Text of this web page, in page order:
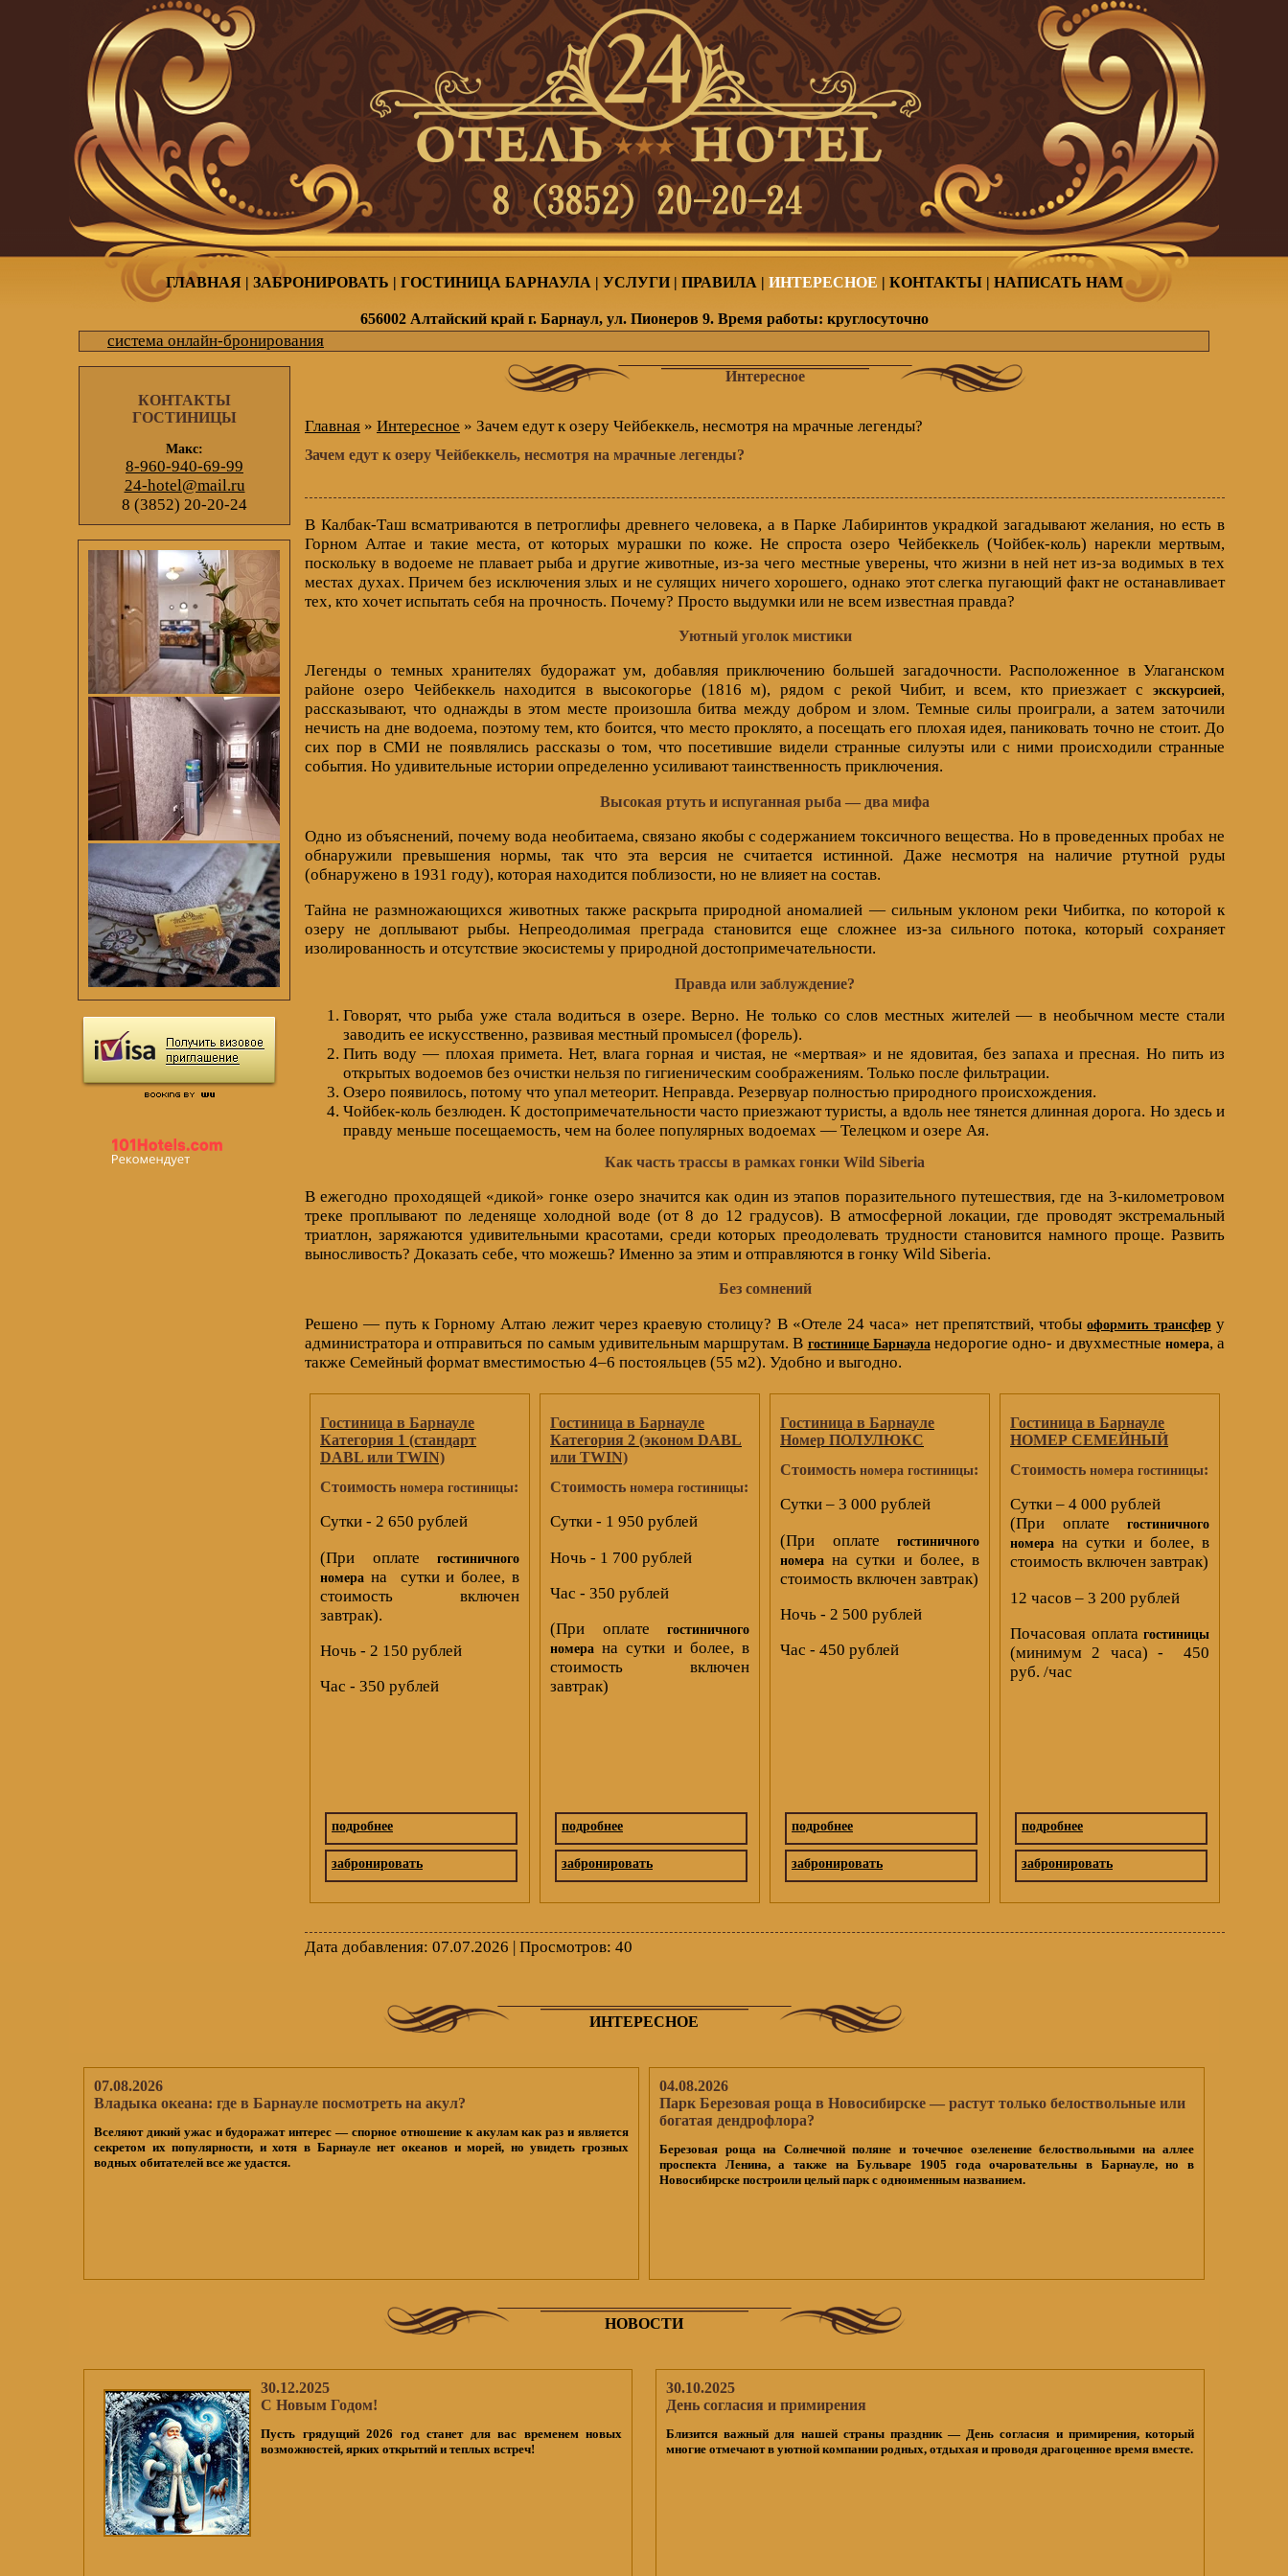
ГЛАВНАЯ| ЗАБРОНИРОВАТЬ | ГОСТИНИЦА БАРНАУЛА | УСЛУГИ| ПРАВИЛА | ИНТЕРЕСНОЕ | КОНТАКТЫ| НАПИСАТЬ НАМ
656002 Алтайский край г. Барнаул, ул. Пионеров 9. Время работы: круглосуточно
система онлайн-бронирования
КОНТАКТЫ
ГОСТИНИЦЫ
Макс:
8-960-940-69-99
24-hotel@mail.ru
8 (3852) 20-20-24
Интересное
Главная » Интересное » Зачем едут к озеру Чейбеккель, несмотря на мрачные легенды?
Зачем едут к озеру Чейбеккель, несмотря на мрачные легенды?
В Калбак-Таш всматриваются в петроглифы древнего человека, а в Парке Лабиринтов украдкой загадывают желания, но есть в
Горном Алтае и такие места, от которых мурашки по коже. Не спроста озеро Чейбеккель (Чойбек-коль) нарекли мертвым,
поскольку в водоеме не плавает рыба и другие животные, из-за чего местные уверены, что жизни в ней нет из-за водимых в тех
местах духах. Причем без исключения злых и не сулящих ничего хорошего, однако этот слегка пугающий факт не останавливает
тех, кто хочет испытать себя на прочность. Почему? Просто выдумки или не всем известная правда?
Уютный уголок мистики
Легенды о темных хранителях будоражат ум, добавляя приключению большей загадочности. Расположенное в Улаганском
районе озеро Чейбеккель находится в высокогорье (1816 м), рядом с рекой Чибит, и всем, кто приезжает с
экскурсией,
рассказывают, что однажды в этом месте произошла битва между добром и злом. Темные силы проиграли, а затем заточили
нечисть на дне водоема, поэтому тем, кто боится, что место проклято, а посещать его плохая идея, паниковать точно не стоит. До
сих пор в СМИ не появлялись рассказы о том, что посетившие видели странные силуэты или с ними происходили странные
события. Но удивительные истории определенно усиливают таинственность приключения.
Высокая ртуть и испуганная рыба — два мифа
Одно из объяснений, почему вода необитаема, связано якобы с содержанием токсичного вещества. Но в проведенных пробах не
обнаружили превышения нормы, так что эта версия не считается истинной. Даже несмотря на наличие ртутной руды
(обнаружено в 1931 году), которая находится поблизости, но не влияет на состав.
Тайна не размножающихся животных также раскрыта природной аномалией — сильным уклоном реки Чибитка, по которой к
озеру не доплывают рыбы. Непреодолимая преграда становится еще сложнее из-за сильного потока, который сохраняет
изолированность и отсутствие экосистемы у природной достопримечательности.
Правда или заблуждение?
Говорят, что рыба уже стала водиться в озере. Верно. Не только со слов местных жителей — в необычном месте стали
заводить ее искусственно, развивая местный промысел (форель).
Пить воду — плохая примета. Нет, влага горная и чистая, не «мертвая» и не ядовитая, без запаха и пресная. Но пить из
открытых водоемов без очистки нельзя по гигиеническим соображениям. Только после фильтрации.
Озеро появилось, потому что упал метеорит. Неправда. Резервуар полностью природного происхождения.
Чойбек-коль безлюден. К достопримечательности часто приезжают туристы, а вдоль нее тянется длинная дорога. Но здесь и
правду меньше посещаемость, чем на более популярных водоемах — Телецком и озере Ая.
Как часть трассы в рамках гонки Wild Siberia
В ежегодно проходящей «дикой» гонке озеро значится как один из этапов поразительного путешествия, где на 3-километровом
треке проплывают по леденяще холодной воде (от 8 до 12 градусов). В атмосферной локации, где проводят экстремальный
триатлон, заряжаются удивительными красотами, среди которых преодолевать трудности становится намного проще. Развить
выносливость? Доказать себе, что можешь? Именно за этим и отправляются в гонку Wild Siberia.
Без сомнений
Решено — путь к Горному Алтаю лежит через краевую столицу? В «Отеле 24 часа» нет препятствий, чтобыоформить трансферу
администратора и отправиться по самым удивительным маршрутам. В гостинице Барнауланедорогие одно- и двухместные номера, а
также Семейный формат вместимостью 4–6 постояльцев (55 м2). Удобно и выгодно.
Гостиница в Барнауле
Категория 1 (стандарт
DABL или TWIN)
Стоимость номера гостиницы:
Сутки - 2 650 рублей
(При оплате
гостиничного
номера на сутки и более, в
стоимость включен
завтрак).
Ночь - 2 150 рублей
Час - 350 рублей
подробнее
забронировать
Гостиница в Барнауле
Категория 2 (эконом DABL
или TWIN)
Стоимость номера гостиницы:
Сутки - 1 950 рублей
Ночь - 1 700 рублей
Час - 350 рублей
(При оплате
гостиничного
номера на сутки и более, в
стоимость включен
завтрак)
подробнее
забронировать
Гостиница в Барнауле
Номер ПОЛУЛЮКС
Стоимость номера гостиницы:
Сутки – 3 000 рублей
(При оплате
гостиничного
номера на сутки и более, в
стоимость включен завтрак)
Ночь - 2 500 рублей
Час - 450 рублей
подробнее
забронировать
Гостиница в Барнауле
НОМЕР СЕМЕЙНЫЙ
Стоимость номера гостиницы:
Сутки – 4 000 рублей
(При оплате
гостиничного
номера на сутки и более, в
стоимость включен завтрак)
12 часов – 3 200 рублей
Почасовая оплата гостиницы
(минимум 2 часа) - 450
руб. /час
подробнее
забронировать
Дата добавления: 07.07.2026 | Просмотров: 40
ИНТЕРЕСНОЕ
07.08.2026
Владыка океана: где в Барнауле посмотреть на акул?
Вселяют дикий ужас и будоражат интерес — спорное отношение к акулам как раз и является
секретом их популярности, и хотя в Барнауле нет океанов и морей, но увидеть грозных
водных обитателей все же удастся.
04.08.2026
Парк Березовая роща в Новосибирске — растут только белоствольные или
богатая дендрофлора?
Березовая роща на Солнечной поляне и точечное озеленение белоствольными на аллее
проспекта Ленина, а также на Бульваре 1905 года очаровательны в Барнауле, но в
Новосибирске построили целый парк с одноименным названием.
НОВОСТИ
30.12.2025
С Новым Годом!
Пусть грядущий 2026 год станет для вас временем новых
возможностей, ярких открытий и теплых встреч!
30.10.2025
День согласия и примирения
Близится важный для нашей страны праздник — День согласия и примирения, который
многие отмечают в уютной компании родных, отдыхая и проводя драгоценное время вместе.